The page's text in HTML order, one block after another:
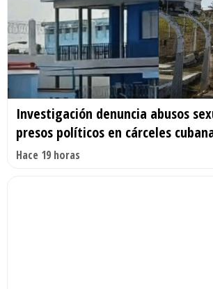
Investigación denuncia abusos
presos políticos en cárceles
Hace 19 horas